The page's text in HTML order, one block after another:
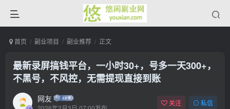
首页 副业项目 副业推荐 正文
最新录屏搞钱平台，一小时30+，号多一天300+，
不黑号，不风控，无需提现直接到账
网友 关注 私信